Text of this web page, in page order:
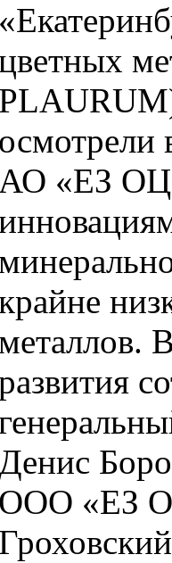
осмотрели
АО «ЕЗ
ООО «ЕЗ